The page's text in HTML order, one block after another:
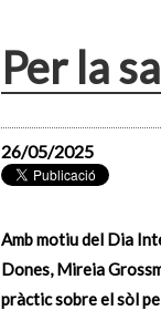
Per la
26/05/2025
Amb motiu del Dia
Dones, Mireia
pràctic sobre el sòl